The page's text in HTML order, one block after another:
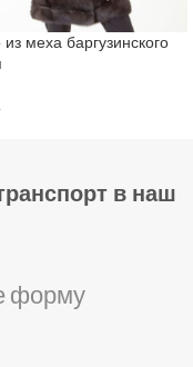
меха баргузинского
в наш
форму